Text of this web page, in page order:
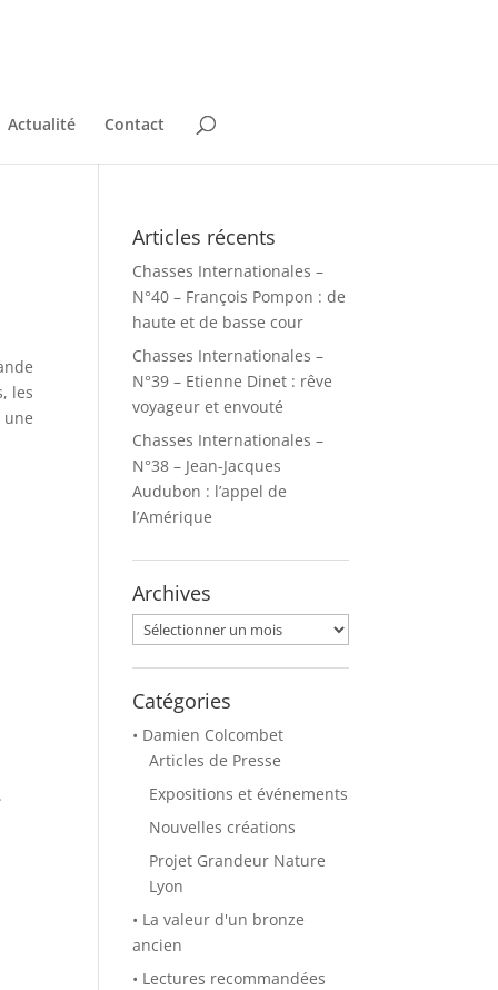
Actualité Contact
les
Articles récents
Chasses Internationales –
N°40 – François Pompon : de
haute et de basse cour
Chasses Internationales –
N°39 – Etienne Dinet : rêve
voyageur et envouté
Chasses Internationales –
N°38 – Jean-Jacques
Audubon : l’appel de
l’Amérique
Archives
Archives
Catégories
• Damien Colcombet
Articles de Presse
Expositions et événements
Nouvelles créations
Projet Grandeur Nature
Lyon
• La valeur d'un bronze
ancien
• Lectures recommandées